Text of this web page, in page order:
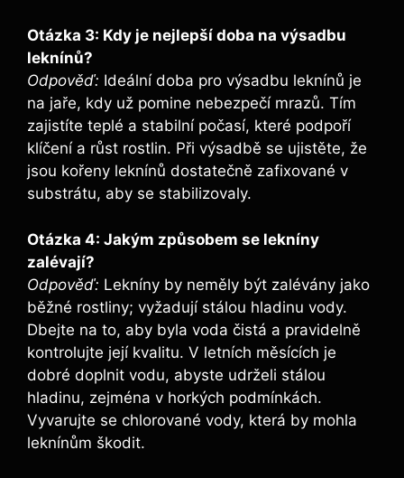
Otázka 3: Kdy je nejlepší doba na výsadbu
leknínů?
Odpověď: Ideální doba pro výsadbu leknínů je
na jaře, kdy už pomine nebezpečí mrazů. Tím
zajistíte teplé a stabilní počasí, které podpoří
klíčení a růst rostlin. Při výsadbě se ujistěte, že
jsou kořeny leknínů dostatečně zafixované v
substrátu, aby se stabilizovaly.
Otázka 4: Jakým způsobem se lekníny
zalévají?
Odpověď: Lekníny by neměly být zalévány jako
běžné rostliny; vyžadují stálou hladinu vody.
Dbejte na to, aby byla voda čistá a pravidelně
kontrolujte její kvalitu. V letních měsících je
dobré doplnit vodu, abyste udrželi stálou
hladinu, zejména v horkých podmínkách.
Vyvarujte se chlorované vody, která by mohla
leknínům škodit.